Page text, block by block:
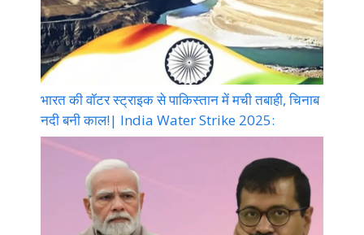
भारत की वॉटर स्ट्राइक से पाकिस्तान में मची तबाही, चिनाब
नदी बनी काल!| India Water Strike 2025: